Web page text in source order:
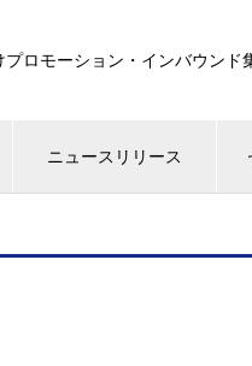
ロモーション・インバウンド
ニュースリリース